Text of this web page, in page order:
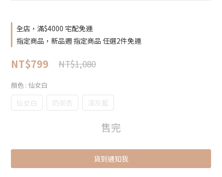
全店，滿$4000 宅配免運
指定商品，新品週 指定商品 任選2件免運
NT$799 NT$1,080
顏色 : 仙女白
仙女白 奶茶杏 淺灰藍
售完
貨到通知我